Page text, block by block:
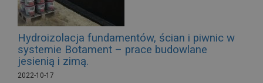
Hydroizolacja fundamentów, ścian i piwnic w
systemie Botament – prace budowlane
jesienią i zimą.
2022-10-17